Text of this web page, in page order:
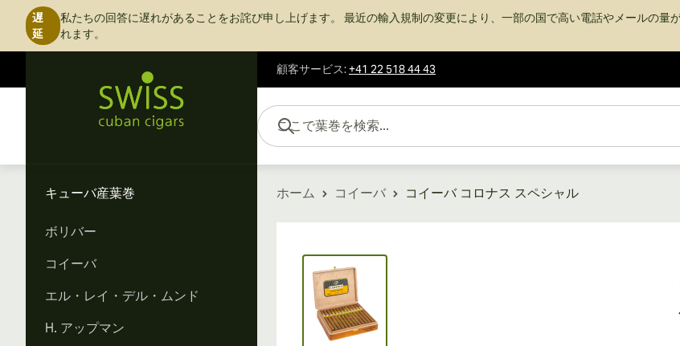
遅
延
私たちの回答に遅れがあることをお詫び申し上げます。 最近の輸入規制の変更により、一部の国で高い電話やメールの量
れます。
顧客サービス:+41 22 518 44 43
コンテンツにスキップ
ここで葉巻を検索...
キューバ産葉巻
ボリバー
コイーバ
エル・レイ・デル・ムンド
H. アップマン
ホーム コイーバ コイーバ コロナス スペシャル
View larger image